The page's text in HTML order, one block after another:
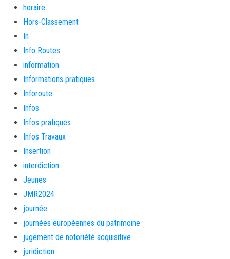
horaire
Hors-Classement
In
Info Routes
information
Informations pratiques
Inforoute
Infos
Infos pratiques
Infos Travaux
Insertion
interdiction
Jeunes
JMR2024
journée
journées européennes du patrimoine
jugement de notoriété acquisitive
juridiction